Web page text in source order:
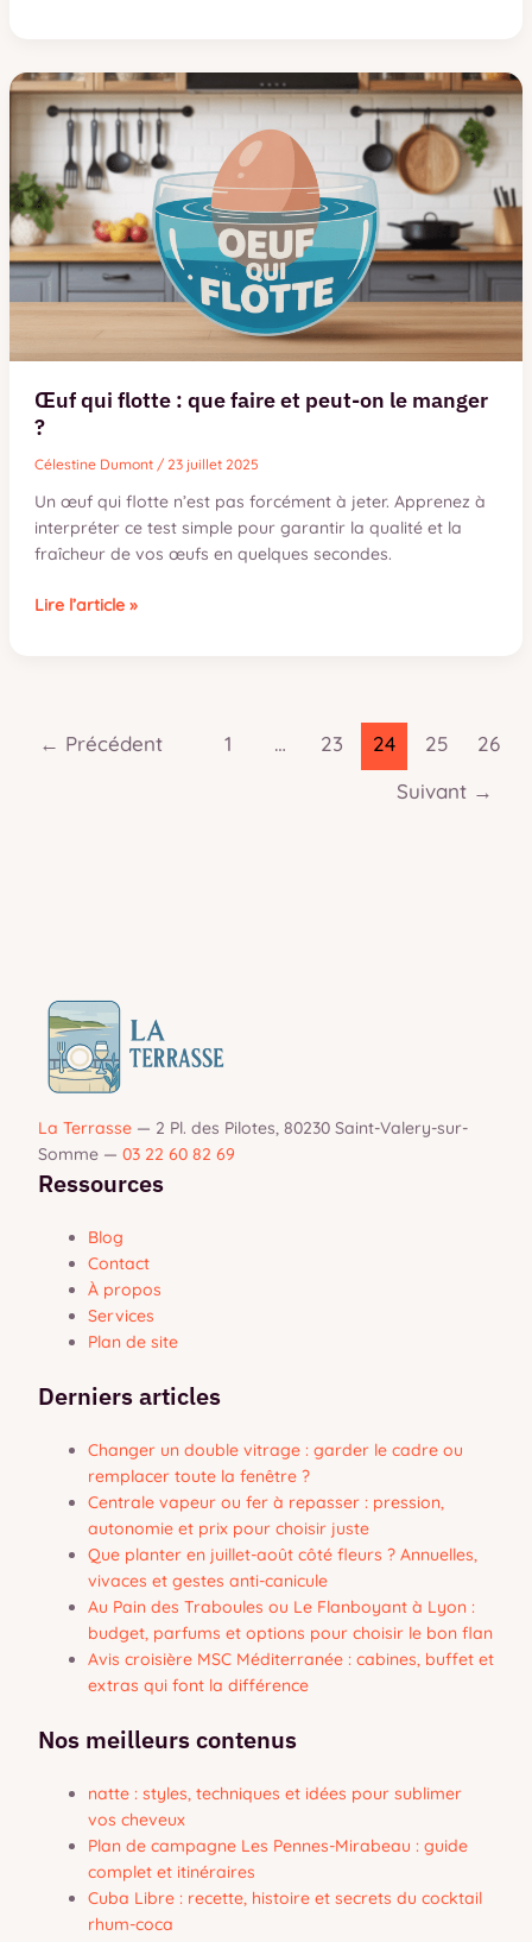
liste
complète
caractéristiques
des
fruits
commençant
par
V
Œuf qui flotte : que faire et peut-on le manger
?
Célestine Dumont / 23 juillet 2025
Un œuf qui flotte n’est pas forcément à jeter. Apprenez à
interpréter ce test simple pour garantir la qualité et la
fraîcheur de vos œufs en quelques secondes.
Œuf
faire
Lire l’article »
← Précédent 1 … 23 24 25
26
Suivant →
La Terrasse — 2 Pl. des Pilotes, 80230 Saint-Valery-sur-
Somme — 03 22 60 82 69
Ressources
Blog
Contact
À propos
Services
Plan de site
Derniers articles
Changer un double vitrage : garder le cadre ou
remplacer toute la fenêtre ?
Centrale vapeur ou fer à repasser : pression,
autonomie et prix pour choisir juste
Que planter en juillet-août côté fleurs ? Annuelles,
vivaces et gestes anti-canicule
Au Pain des Traboules ou Le Flanboyant à Lyon :
budget, parfums et options pour choisir le bon flan
Avis croisière MSC Méditerranée : cabines, buffet et
extras qui font la différence
Nos meilleurs contenus
natte : styles, techniques et idées pour sublimer
vos cheveux
Plan de campagne Les Pennes-Mirabeau : guide
complet et itinéraires
Cuba Libre : recette, histoire et secrets du cocktail
rhum-coca